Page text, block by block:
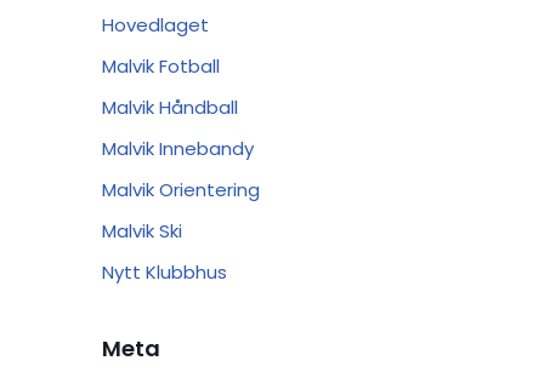
Hovedlaget
Malvik Fotball
Malvik Håndball
Malvik Innebandy
Malvik Orientering
Malvik Ski
Nytt Klubbhus
Meta